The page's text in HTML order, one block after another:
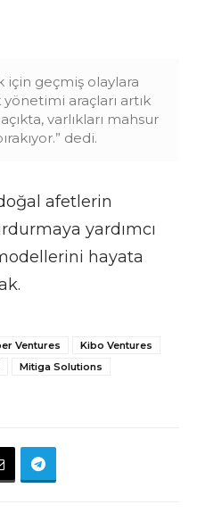
geçmiş olaylara
araçları artık
varlıkları mahsur
dedi.
doğal afetlerin
yardımcı
hayata
Ventures
Kibo Ventures
Mitiga Solutions